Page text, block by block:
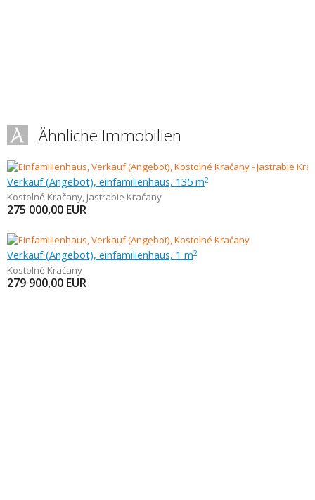
Ähnliche Immobilien
Verkauf (Angebot), einfamilienhaus, 135 m2
Kostolné Kračany, Jastrabie Kračany
275 000,00 EUR
Verkauf (Angebot), einfamilienhaus, 1 m2
Kostolné Kračany
279 900,00 EUR